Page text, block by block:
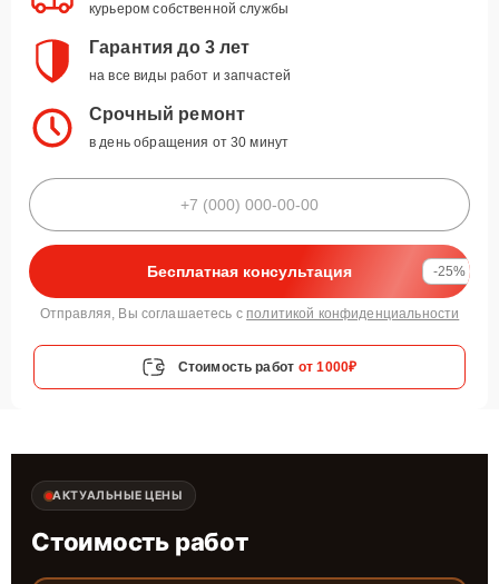
курьером собственной службы
Гарантия до 3 лет
на все виды работ и запчастей
Срочный ремонт
в день обращения от 30 минут
Бесплатная консультация -25%
Отправляя, Вы соглашаетесь с политикой конфиденциальности
Стоимость работ от 1000₽
АКТУАЛЬНЫЕ ЦЕНЫ
Стоимость работ